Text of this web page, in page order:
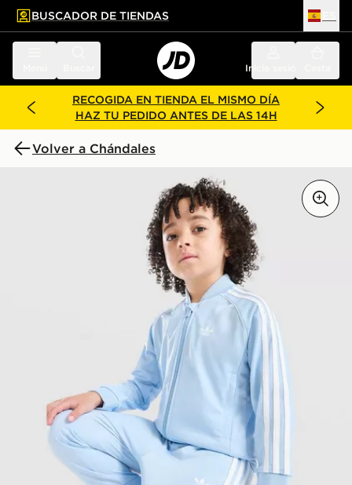
principal
pie de página
BUSCADOR DE TIENDAS
Inicia sesión
RECOGIDA EN TIENDA EL MISMO DÍA
HAZ TU PEDIDO ANTES DE LAS 14H
Volver a Chándales